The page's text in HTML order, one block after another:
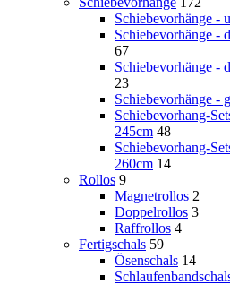
Schiebevorhänge -
Schiebevorhänge -
67
Schiebevorhänge -
23
Schiebevorhänge -
Schiebevorhang-
245cm 48
Schiebevorhang-
260cm 14
Rollos 9
Magnetrollos 2
Doppelrollos 3
Raffrollos 4
Fertigschals 59
Ösenschals 14